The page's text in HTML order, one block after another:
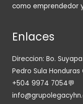
como emprendedor
Enlaces
Direccion: Bo.
Pedro Sula Honduras
+504 9974 7054💬